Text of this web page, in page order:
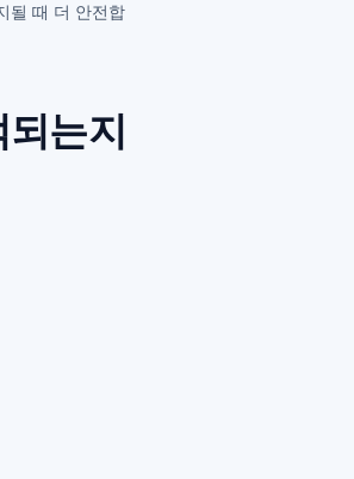
될 때 더 안전합
는지